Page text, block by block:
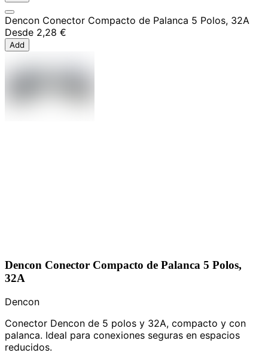
Dencon Conector Compacto de Palanca 5 Polos, 32A
Desde 2,28 €
Add
Dencon Conector Compacto de Palanca 5 Polos,
32A
Dencon
Conector Dencon de 5 polos y 32A, compacto y con
palanca. Ideal para conexiones seguras en espacios
reducidos.